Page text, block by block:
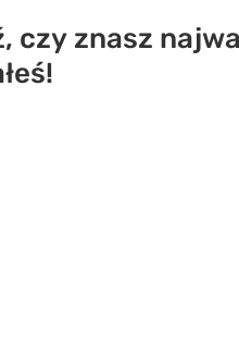
czy znasz